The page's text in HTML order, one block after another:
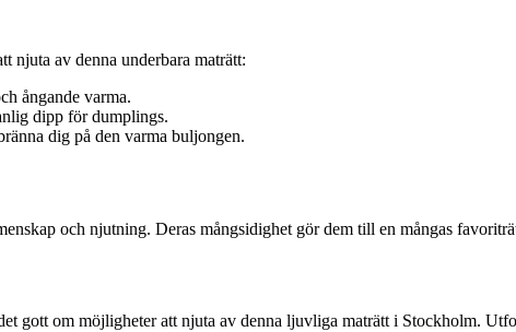
njuta av denna underbara maträtt:
ångande varma.
dipp för dumplings.
dig på den varma buljongen.
och njutning. Deras mångsidighet gör dem till en mångas
gott om möjligheter att njuta av denna ljuvliga maträtt i Stockholm.